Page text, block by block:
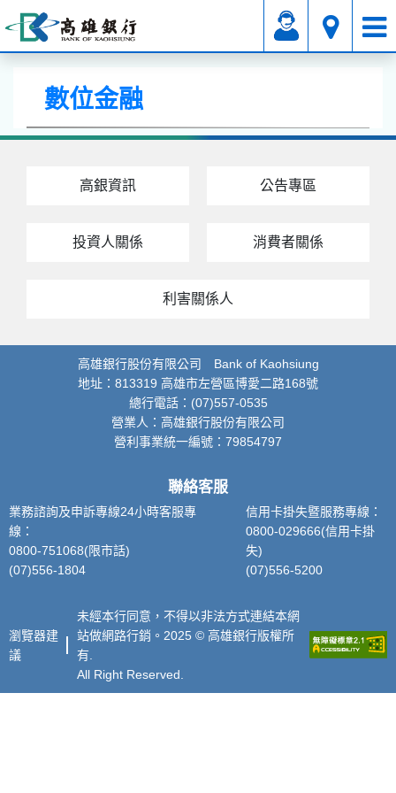
數位金融
數位金融
高銀資訊 公告專區
投資人關係 消費者關係
利害關係人
高雄銀行股份有限公司 Bank of Kaohsiung
地址：813319 高雄市左營區博愛二路168號
總行電話：(07)557-0535
營業人：高雄銀行股份有限公司
營利事業統一編號：79854797
聯絡客服
業務諮詢及申訴專線24小時客服專
線：
0800-751068(限市話)
(07)556-1804
信用卡掛失暨服務專線：
0800-029666(信用卡掛
失)
(07)556-5200
瀏覽器建
議
未經本行同意，不得以非法方式連結本網
站做網路行銷。2025 © 高雄銀行版權所
有.
All Right Reserved.